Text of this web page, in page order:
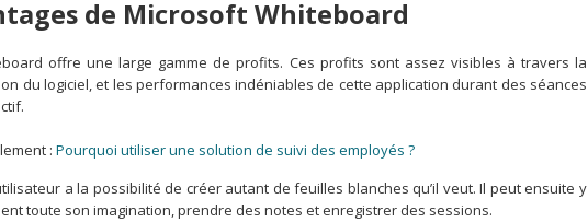
de Microsoft Whiteboard
offre une large gamme de profits. Ces profits sont assez visibles à travers la
du logiciel, et les performances indéniables de cette application durant des séances
: Pourquoi utiliser une solution de suivi des employés ?
a la possibilité de créer autant de feuilles blanches qu’il veut. Il peut ensuite y
toute son imagination, prendre des notes et enregistrer des sessions.